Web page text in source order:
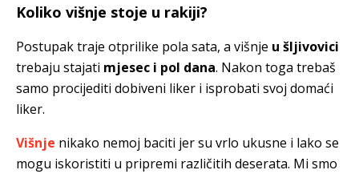
Koliko višnje stoje u rakiji?
Postupak traje otprilike pola sata, a višnje u šljivovici
trebaju stajati mjesec i pol dana. Nakon toga trebaš
samo procijediti dobiveni liker i isprobati svoj domaći
liker.
Višnje nikako nemoj baciti jer su vrlo ukusne i lako se
mogu iskoristiti u pripremi različitih deserata. Mi smo